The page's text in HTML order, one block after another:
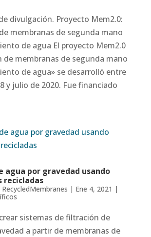
divulgación. Proyecto Mem2.0:
membranas de segunda mano
de agua El proyecto Mem2.0
de membranas de segunda mano
de agua» se desarrolló entre
y julio de 2020. Fue financiado
agua por gravedad usando
recicladas
RecycledMembranes | Ene 4, 2021 |
sistemas de filtración de
a partir de membranas de